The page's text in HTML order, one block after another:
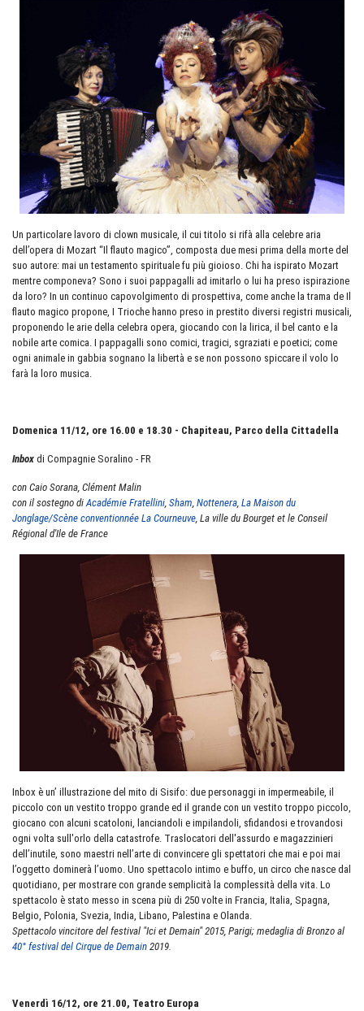
Un particolare lavoro di clown musicale, il cui titolo si rifà alla celebre aria
dell’opera di Mozart “Il flauto magico”, composta due mesi prima della morte del
suo autore: mai un testamento spirituale fu più gioioso. Chi ha ispirato Mozart
mentre componeva? Sono i suoi pappagalli ad imitarlo o lui ha preso ispirazione
da loro? In un continuo capovolgimento di prospettiva, come anche la trama de Il
flauto magico propone, I Trioche hanno preso in prestito diversi registri musicali,
proponendo le arie della celebra opera, giocando con la lirica, il bel canto e la
nobile arte comica. I pappagalli sono comici, tragici, sgraziati e poetici; come
ogni animale in gabbia sognano la libertà e se non possono spiccare il volo lo
farà la loro musica.
Domenica 11/12, ore 16.00 e 18.30 - Chapiteau, Parco della Cittadella
Inbox di Compagnie Soralino - FR
con Caio Sorana, Clément Malin
con il sostegno diAcadémie Fratellini, Sham, Nottenera, La Maison du
Jonglage/Scène conventionnée La Courneuve, La ville du Bourget et le Conseil
Régional d'Ile de France
Inbox è un’ illustrazione del mito di Sisifo: due personaggi in impermeabile, il
piccolo con un vestito troppo grande ed il grande con un vestito troppo piccolo,
giocano con alcuni scatoloni, lanciandoli e impilandoli, sfidandosi e trovandosi
ogni volta sull'orlo della catastrofe. Traslocatori dell'assurdo e magazzinieri
dell’inutile, sono maestri nell’arte di convincere gli spettatori che mai e poi mai
l’oggetto dominerà l’uomo. Uno spettacolo intimo e buffo, un circo che nasce dal
quotidiano, per mostrare con grande semplicità la complessità della vita. Lo
spettacolo è stato messo in scena più di 250 volte in Francia, Italia, Spagna,
Belgio, Polonia, Svezia, India, Libano, Palestina e Olanda.
Spettacolo vincitore del festival "Ici et Demain" 2015, Parigi; medaglia di Bronzo al
40° festival del Cirque de Demain 2019.
Venerdì 16/12, ore 21.00, Teatro Europa